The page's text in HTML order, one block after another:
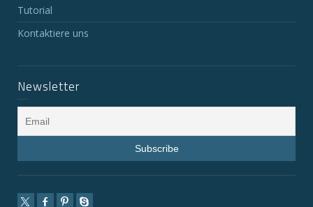
Tutorial
Kontaktiere uns
Newsletter